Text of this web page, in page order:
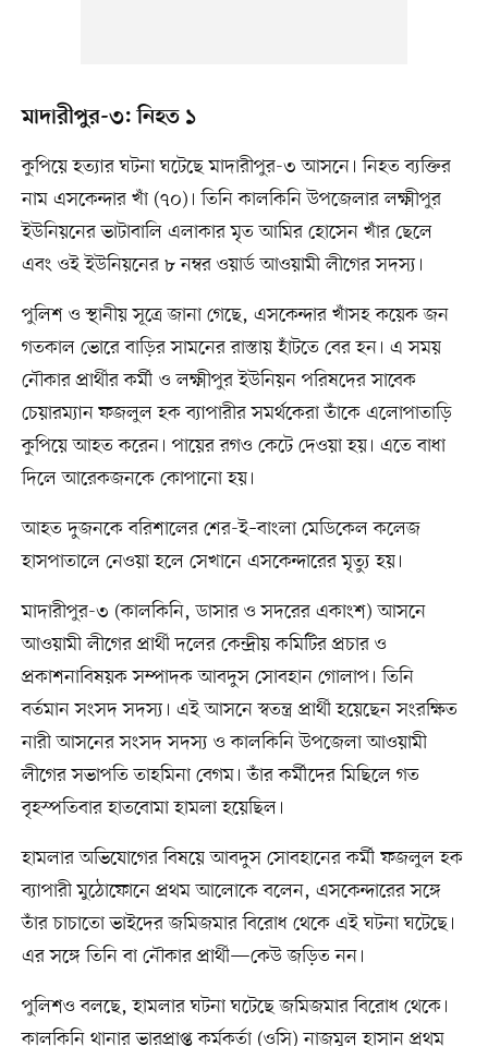
মাদারীপুর-৩: নিহত ১
কুপিয়ে হত্যার ঘটনা ঘটেছে মাদারীপুর-৩ আসনে। নিহত ব্যক্তির
নাম এসকেন্দার খাঁ (৭০)। তিনি কালকিনি উপজেলার লক্ষ্মীপুর
ইউনিয়নের ভাটাবালি এলাকার মৃত আমির হোসেন খাঁর ছেলে
এবং ওই ইউনিয়নের ৮ নম্বর ওয়ার্ড আওয়ামী লীগের সদস্য।
পুলিশ ও স্থানীয় সূত্রে জানা গেছে, এসকেন্দার খাঁসহ কয়েক জন
গতকাল ভোরে বাড়ির সামনের রাস্তায় হাঁটতে বের হন। এ সময়
নৌকার প্রার্থীর কর্মী ও লক্ষ্মীপুর ইউনিয়ন পরিষদের সাবেক
চেয়ারম্যান ফজলুল হক ব্যাপারীর সমর্থকেরা তাঁকে এলোপাতাড়ি
কুপিয়ে আহত করেন। পায়ের রগও কেটে দেওয়া হয়। এতে বাধা
দিলে আরেকজনকে কোপানো হয়।
আহত দুজনকে বরিশালের শের-ই–বাংলা মেডিকেল কলেজ
হাসপাতালে নেওয়া হলে সেখানে এসকেন্দারের মৃত্যু হয়।
মাদারীপুর-৩ (কালকিনি, ডাসার ও সদরের একাংশ) আসনে
আওয়ামী লীগের প্রার্থী দলের কেন্দ্রীয় কমিটির প্রচার ও
প্রকাশনাবিষয়ক সম্পাদক আবদুস সোবহান গোলাপ। তিনি
বর্তমান সংসদ সদস্য। এই আসনে স্বতন্ত্র প্রার্থী হয়েছেন সংরক্ষিত
নারী আসনের সংসদ সদস্য ও কালকিনি উপজেলা আওয়ামী
লীগের সভাপতি তাহমিনা বেগম। তাঁর কর্মীদের মিছিলে গত
বৃহস্পতিবার হাতবোমা হামলা হয়েছিল।
হামলার অভিযোগের বিষয়ে আবদুস সোবহানের কর্মী ফজলুল হক
ব্যাপারী মুঠোফোনে প্রথম আলোকে বলেন, এসকেন্দারের সঙ্গে
তাঁর চাচাতো ভাইদের জমিজমার বিরোধ থেকে এই ঘটনা ঘটেছে।
এর সঙ্গে তিনি বা নৌকার প্রার্থী—কেউ জড়িত নন।
পুলিশও বলছে, হামলার ঘটনা ঘটেছে জমিজমার বিরোধ থেকে।
কালকিনি থানার ভারপ্রাপ্ত কর্মকর্তা (ওসি) নাজমুল হাসান প্রথম